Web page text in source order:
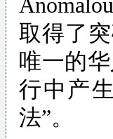
取得了
唯一的
行中产
法”。